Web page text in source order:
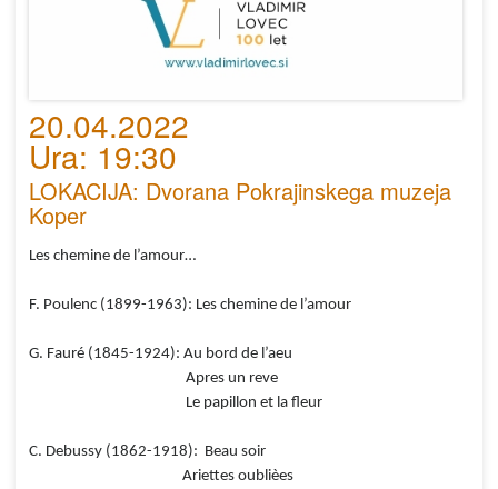
20.04.2022
Ura: 19:30
LOKACIJA: Dvorana Pokrajinskega muzeja
Koper
Les chemine de l’amour…
F. Poulenc (1899-1963): Les chemine de l’amour
G. Fauré (1845-1924): Au bord de l’aeu
Apres un reve
Le papillon et la fleur
C. Debussy (1862-1918): Beau soir
Ariettes oublièes